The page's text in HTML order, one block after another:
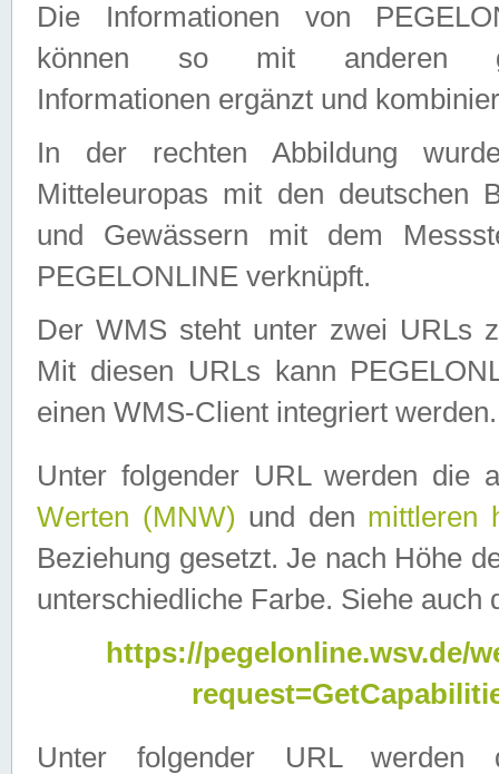
Die Informationen von
können so mit anderen
Informationen ergänzt und
In der rechten Abbildung
Mitteleuropas mit den deutschen
und Gewässern mit dem
PEGELONLINE verknüpft.
Der WMS steht unter zwei URLs
Mit diesen URLs kann
einen WMS-Client integriert werden.
Unter folgender URL werden die
Werten (MNW) und den mittleren
Beziehung gesetzt. Je nach Höhe
unterschiedliche Farbe. Siehe auch
https://pegelonline.wsv.de/
Unter folgender URL